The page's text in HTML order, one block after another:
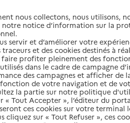
autour de Rennes
nous collectons, nous utilisons,
notre notice d’information sur la
servir et d’améliorer votre
et des cookies destinés à
faire profiter pleinement des
dans le cadre de campagne
des campagnes et afficher de
fonction de votre navigation et de
la partie sur notre politique
« Tout Accepter », l’éditeur du
ces cookies sur votre terminal
cliquez sur « Tout Refuser », ces